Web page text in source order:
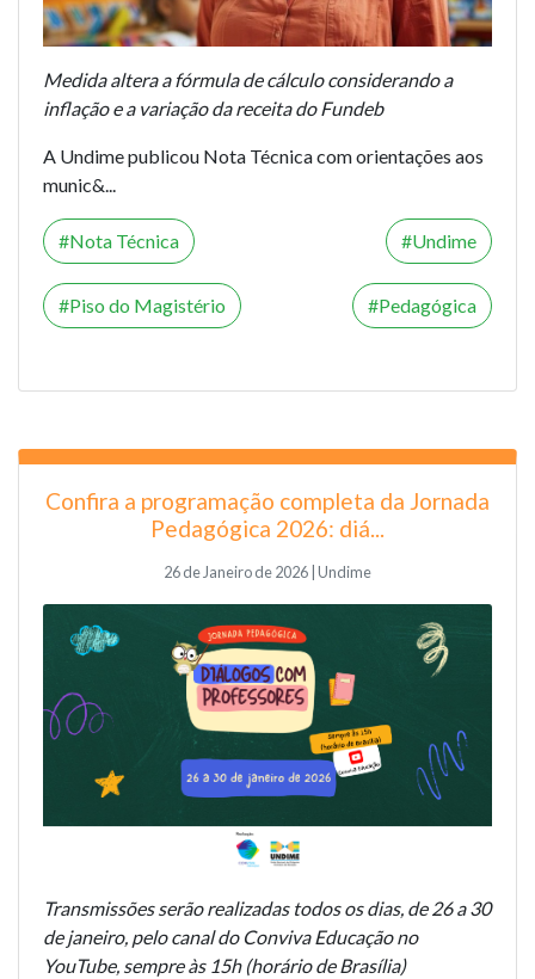
Medida altera a fórmula de cálculo considerando a
inflação e a variação da receita do Fundeb
A Undime publicou Nota Técnica com orientações aos
munic&...
Nota Técnica Undime
Piso do Magistério Pedagógica
Confira a programação completa da Jornada
Pedagógica 2026: diá...
26 de Janeiro de 2026 | Undime
Transmissões serão realizadas todos os dias, de 26 a 30
de janeiro, pelo canal do Conviva Educação no
YouTube, sempre às 15h (horário de Brasília)